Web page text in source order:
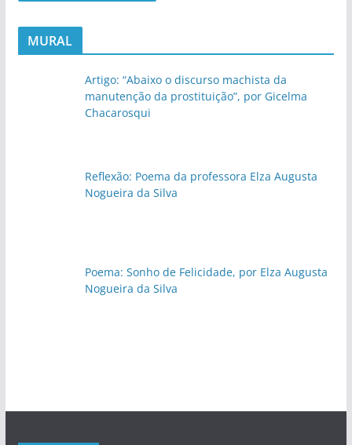
MURAL
Artigo: “Abaixo o discurso machista da
manutenção da prostituição”, por Gicelma
Chacarosqui
Reflexão: Poema da professora Elza Augusta
Nogueira da Silva
Poema: Sonho de Felicidade, por Elza Augusta
Nogueira da Silva